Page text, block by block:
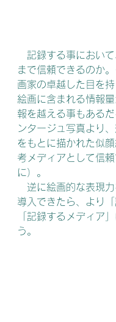
記録する事において
まで信頼できるのか
画家の卓越した目を
絵画に含まれる情報
報を越える事もある
ンタージュ写真より
をもとに描かれた似
考メディアとして信
に）。
逆に絵画的な表現力
導入できたら、より
「記録するメディア
う。